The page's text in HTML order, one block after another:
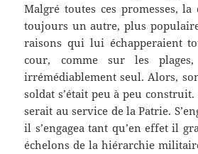
Malgré toutes ces promesses,
toujours un autre, plus
raisons qui lui échapperaient
cour, comme sur les
irrémédiablement seul. Alors,
soldat s’était peu à peu
serait au service de la Patrie.
il s’engagea tant qu’en effet il
échelons de la hiérarchie